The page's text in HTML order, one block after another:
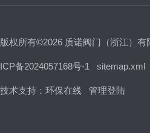
版权所有©2026 质诺阀门（浙江）
ICP备2024057168号-1 sitemap.xml
技术支持： 环保在线 管理登陆